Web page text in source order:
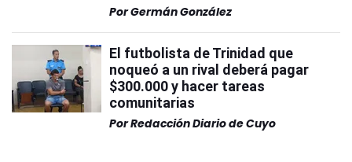
PorGermán González
El futbolista de Trinidad que
noqueó a un rival deberá pagar
$300.000 y hacer tareas
comunitarias
PorRedacción Diario de Cuyo